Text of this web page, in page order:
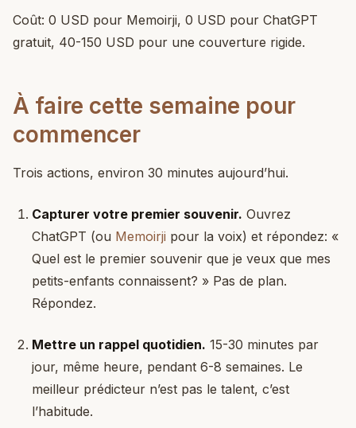
Coût: 0 USD pour Memoirji, 0 USD pour ChatGPT
gratuit, 40-150 USD pour une couverture rigide.
À faire cette semaine pour
commencer
Trois actions, environ 30 minutes aujourd’hui.
Capturer votre premier souvenir. Ouvrez
ChatGPT (ou Memoirji pour la voix) et répondez: «
Quel est le premier souvenir que je veux que mes
petits-enfants connaissent? » Pas de plan.
Répondez.
Mettre un rappel quotidien. 15-30 minutes par
jour, même heure, pendant 6-8 semaines. Le
meilleur prédicteur n’est pas le talent, c’est
l’habitude.